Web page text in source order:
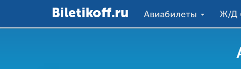
Вiletikoff.ru Авиабилеты Ж/Д